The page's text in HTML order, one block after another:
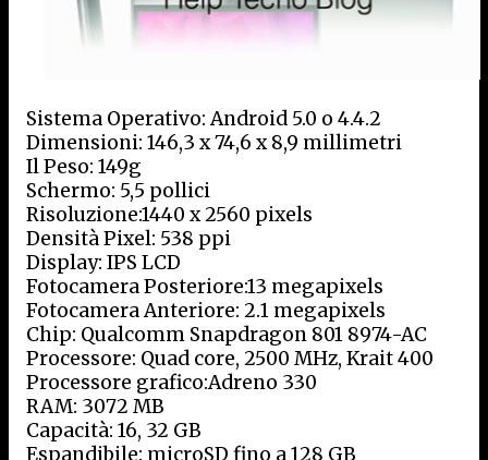
Sistema Operativo: Android 5.0 o 4.4.2
Dimensioni: 146,3 x 74,6 x 8,9 millimetri
Il Peso: 149g
Schermo: 5,5 pollici
Risoluzione:1440 x 2560 pixels
Densità Pixel: 538 ppi
Display: IPS LCD
Fotocamera Posteriore:13 megapixels
Fotocamera Anteriore: 2.1 megapixels
Chip: Qualcomm Snapdragon 801 8974-AC
Processore: Quad core, 2500 MHz, Krait 400
Processore grafico:Adreno 330
RAM: 3072 MB
Capacità: 16, 32 GB
Espandibile: microSD fino a 128 GB